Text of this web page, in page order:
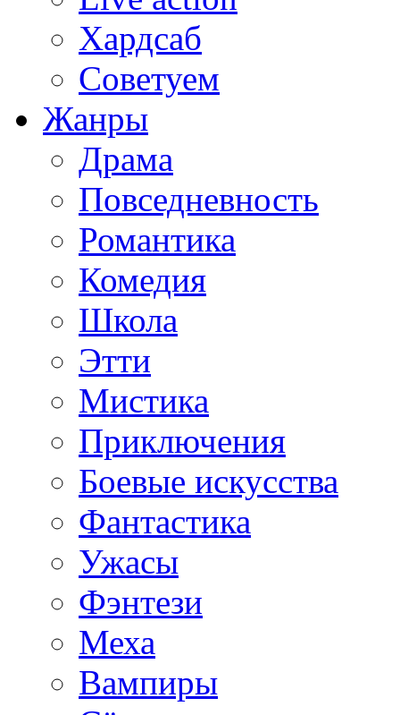
Хардсаб
Советуем
Жанры
Драма
Повседневность
Романтика
Комедия
Школа
Этти
Мистика
Приключения
Боевые искусства
Фантастика
Ужасы
Фэнтези
Меха
Вампиры